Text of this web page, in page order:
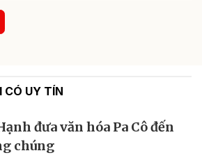
CÓ UY TÍN
đưa văn hóa Pa Cô đến
chúng